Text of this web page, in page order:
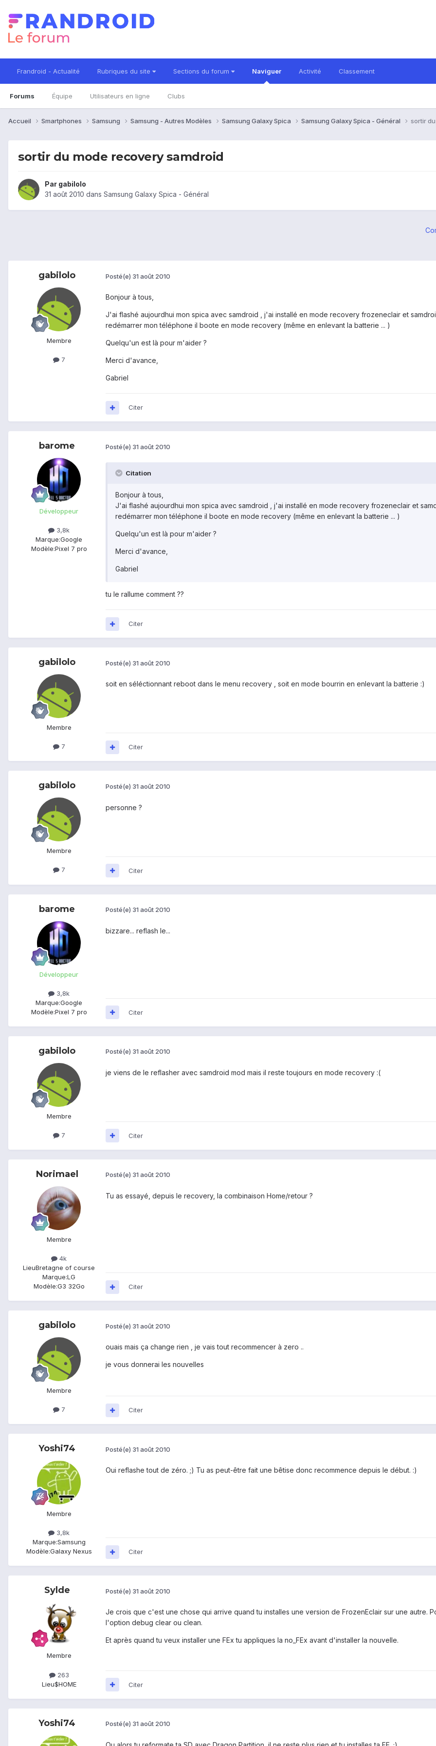
Frandroid - Actualité Rubriques du site Sections du forum Naviguer
Forums Équipe Utilisateurs en ligne Clubs
Activité Classement
Accueil Smartphones Samsung Samsung - Autres Modèles Samsung Galaxy Spica Samsung Galaxy Spica - Général sortir
sortir du mode recovery samdroid
Par gabilolo
31 août 2010 dans Samsung Galaxy Spica - Général
gabilolo
Membre
7
Posté(e) 31 août 2010
Bonjour à tous,
J'ai flashé aujourdhui mon spica avec samdroid , j'ai installé en mode recovery frozeneclair et
redémarrer mon téléphone il boote en mode recovery (même en enlevant la batterie ... )
Quelqu'un est là pour m'aider ?
Merci d'avance,
Gabriel
Citer
barome
Développeur
3,8k
Marque:Google
Modèle:Pixel 7 pro
Posté(e) 31 août 2010
Citation
Bonjour à tous,
J'ai flashé aujourdhui mon spica avec samdroid , j'ai installé en mode recovery frozeneclair et
redémarrer mon téléphone il boote en mode recovery (même en enlevant la batterie ... )
Quelqu'un est là pour m'aider ?
Merci d'avance,
Gabriel
tu le rallume comment ??
Citer
gabilolo
Membre
7
Posté(e) 31 août 2010
soit en séléctionnant reboot dans le menu recovery , soit en mode bourrin en enlevant la batterie :)
Citer
gabilolo
Membre
7
Posté(e) 31 août 2010
personne ?
Citer
barome
Développeur
3,8k
Marque:Google
Modèle:Pixel 7 pro
Posté(e) 31 août 2010
bizzare... reflash le...
Citer
gabilolo
Membre
7
Posté(e) 31 août 2010
je viens de le reflasher avec samdroid mod mais il reste toujours en mode recovery :(
Citer
Norimael
Membre
4k
LieuBretagne of course
Marque:LG
Modèle:G3 32Go
Posté(e) 31 août 2010
Tu as essayé, depuis le recovery, la combinaison Home/retour ?
Citer
gabilolo
Membre
7
Posté(e) 31 août 2010
ouais mais ça change rien , je vais tout recommencer à zero ..
je vous donnerai les nouvelles
Citer
Yoshi74
Membre
3,8k
Marque:Samsung
Modèle:Galaxy Nexus
Posté(e) 31 août 2010
Oui reflashe tout de zéro. ;) Tu as peut-être fait une bêtise donc recommence depuis le début. :)
Citer
Sylde
Membre
263
Lieu$HOME
Posté(e) 31 août 2010
Je crois que c'est une chose qui arrive quand tu installes une version de FrozenEclair sur une autre.
l'option debug clear ou clean.
Et après quand tu veux installer une FEx tu appliques la no_FEx avant d'installer la nouvelle.
Citer
Yoshi74 Posté(e) 31 août 2010